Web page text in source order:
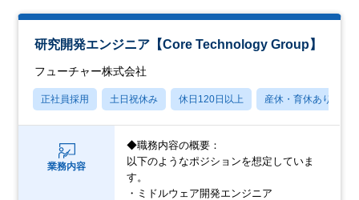
研究開発エンジニア【Core Technology Group】
フューチャー株式会社
正社員採用 土日祝休み 休日120日以上 産休・育休あり
業務内容
◆職務内容の概要：
以下のようなポジションを想定していま
す。
・ミドルウェア開発エンジニア